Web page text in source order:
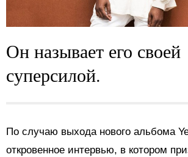
Он называет его своей
суперсилой.
По случаю выхода нового альбома
откровенное интервью, в котором